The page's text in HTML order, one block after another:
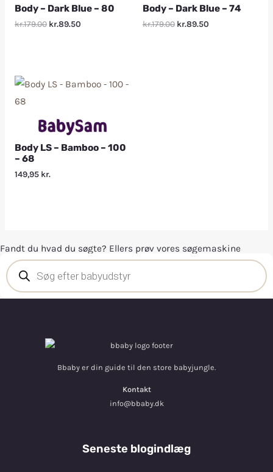
Body – Dark Blue – 80
kr.179.00 kr.89.50
Body – Dark Blue – 74
kr.179.00 kr.89.50
Body LS – Bamboo – 100
– 68
149,95 kr.
Fandt du hvad du søgte? Ellers prøv vores søgemaskine
Bbaby er din guide til den store babyjungle.
Kontakt
info@bbaby.dk
Seneste blogindlæg